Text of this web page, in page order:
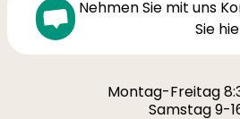
Nehmen Sie mit uns
Sie
Montag-Freitag
Samstag 9-